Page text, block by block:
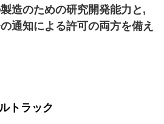
造のための研究開発能力と,
通知による許可の両方を備え
トラック